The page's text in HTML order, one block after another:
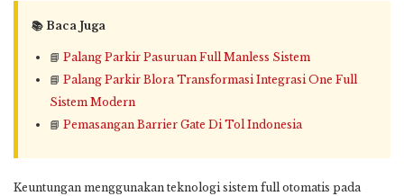
📚 Baca Juga
📘 Palang Parkir Pasuruan Full Manless Sistem
📘 Palang Parkir Blora Transformasi Integrasi One Full
Sistem Modern
📘 Pemasangan Barrier Gate Di Tol Indonesia
Keuntungan menggunakan teknologi sistem full otomatis pada